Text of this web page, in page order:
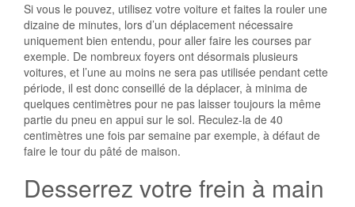
Si vous le pouvez, utilisez votre voiture et faites la rouler une
dizaine de minutes, lors d’un déplacement nécessaire
uniquement bien entendu, pour aller faire les courses par
exemple. De nombreux foyers ont désormais plusieurs
voitures, et l’une au moins ne sera pas utilisée pendant cette
période, il est donc conseillé de la déplacer, à minima de
quelques centimètres pour ne pas laisser toujours la même
partie du pneu en appui sur le sol. Reculez-la de 40
centimètres une fois par semaine par exemple, à défaut de
faire le tour du pâté de maison.
Desserrez votre frein à main